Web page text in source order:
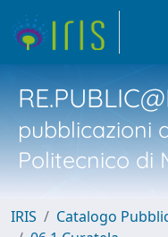
pubblicazioni
Politecnico di
IRIS Catalogo